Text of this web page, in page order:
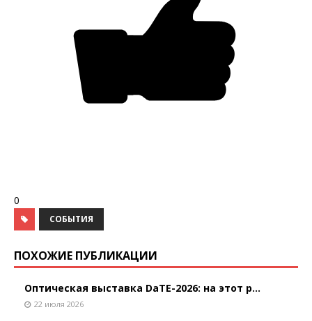
0
СОБЫТИЯ
ПОХОЖИЕ ПУБЛИКАЦИИ
Оптическая выставка DaTE-2026: на этот р...
22 июля 2026